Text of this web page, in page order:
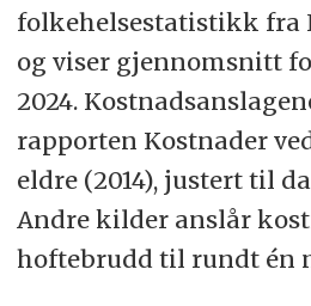
folkehelsestatistikk fra
og viser gjennomsnitt
2024.
rapporten Kostnader
eldre (2014), justert til
Andre kilder anslår
hoftebrudd til rundt én